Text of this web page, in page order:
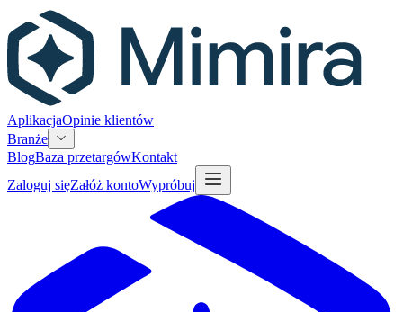
AplikacjaOpinie klientów
Branże
BlogBaza przetargówKontakt
Zaloguj sięZałóż kontoWypróbuj